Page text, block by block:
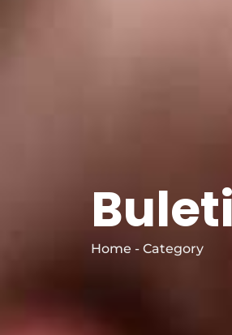
Home - Category